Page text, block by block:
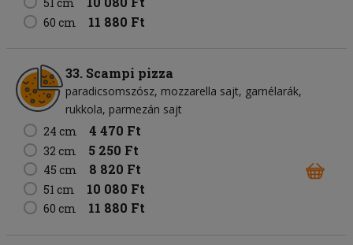
60 cm 11 880 Ft
33. Scampi pizza
paradicsomszósz mozzarella sajt garnélarák
rukkola parmezán sajt
24 cm
4 470 Ft
32 cm 5 250 Ft
45 cm 8 820 Ft
51 cm 10 080 Ft
60 cm 11 880 Ft